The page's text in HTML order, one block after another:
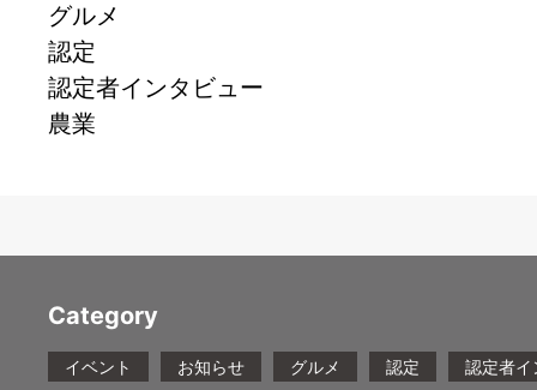
グルメ
認定
認定者インタビュー
農業
Category
イベント お知らせ グルメ 認定 認定者イ